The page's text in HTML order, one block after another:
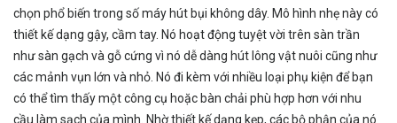
chọn phổ biến trong số máy hút bụi không dây. Mô hình nhẹ này có
thiết kế dạng gậy, cầm tay. Nó hoạt động tuyệt vời trên sàn trần
như sàn gạch và gỗ cứng vì nó dễ dàng hút lông vật nuôi cũng như
các mảnh vụn lớn và nhỏ. Nó đi kèm với nhiều loại phụ kiện để bạn
có thể tìm thấy một công cụ hoặc bàn chải phù hợp hơn với nhu
cầu làm sạch của mình. Nhờ thiết kế dạng kẹp, các bộ phận của nó